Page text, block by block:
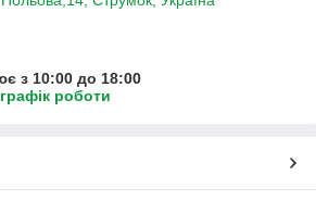
з 10:00 до 18:00
роботи